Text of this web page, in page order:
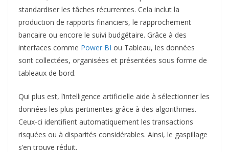
tableaux de bord.
Qui plus est, l’intelligence artificielle aide à sélectionner les
données les plus pertinentes grâce à des algorithmes.
Ceux-ci identifient automatiquement les transactions
risquées ou à disparités considérables. Ainsi, le gaspillage
Par ailleurs, l’automatisation limite les erreurs humaines
notamment lors de la préparation des états financiers ou
des prévisions budgétaires. En intégrant des contrôles
automatisés, les incohérences sont détectées avant